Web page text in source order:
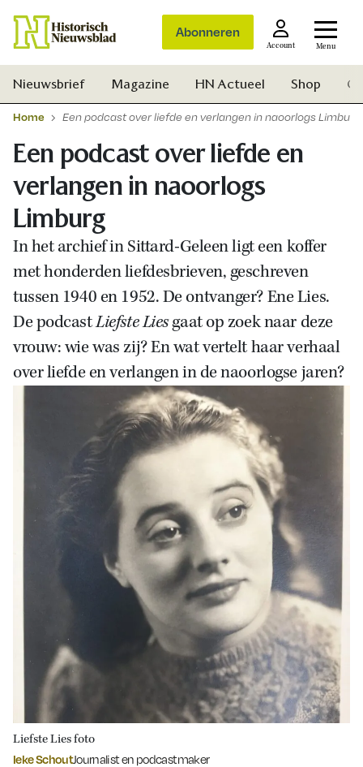
Abonneren
Account Menu
Zoek
Nieuwsbrief Magazine HN Actueel Shop
Home Een podcast over liefde en verlangen in naoorlogs Limburg
Een podcast over liefde en
verlangen in naoorlogs
Limburg
In het archief in Sittard-Geleen ligt een koffer
met honderden liefdesbrieven, geschreven
tussen 1940 en 1952. De ontvanger? Ene Lies.
De podcastLiefste Liesgaat op zoek naar deze
vrouw: wie was zij? En wat vertelt haar verhaal
over liefde en verlangen in de naoorlogse jaren?
Liefste Lies foto
Ieke SchoutJournalist en podcastmaker